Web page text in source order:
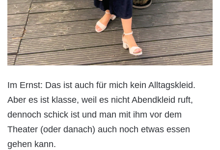
Im Ernst: Das ist auch für mich kein Alltagskleid.
Aber es ist klasse, weil es nicht Abendkleid ruft,
dennoch schick ist und man mit ihm vor dem
Theater (oder danach) auch noch etwas essen
gehen kann.